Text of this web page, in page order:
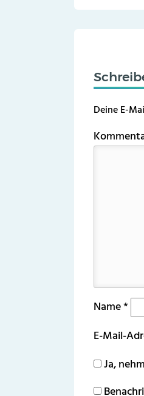
Deine E-
Name*
E-Mail-
Ja,